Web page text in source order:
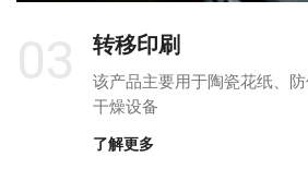
转移印刷
该产品主要用于陶瓷花纸、
干燥设备
了解更多